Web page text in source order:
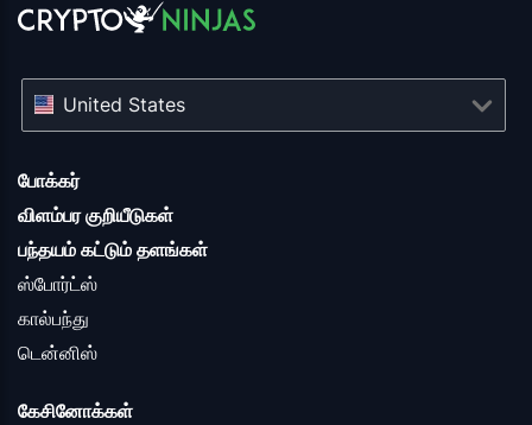
போக்கர்
விளம்பர குறியீடுகள்
பந்தயம் கட்டும் தளங்கள்
ஸ்போர்ட்ஸ்
கால்பந்து
டென்னிஸ்
கேசினோக்கள்
United States